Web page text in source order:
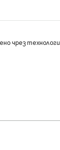
чрез